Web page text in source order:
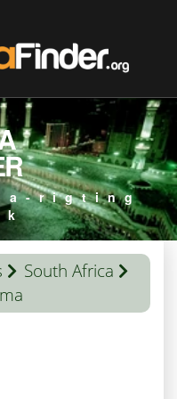
rigting
South Africa